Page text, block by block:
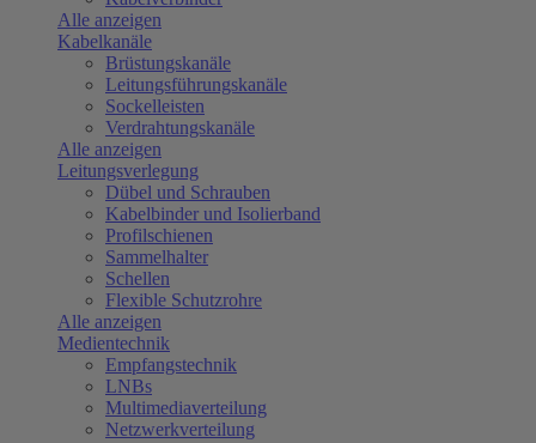
Alle anzeigen
Kabelkanäle
Brüstungskanäle
Leitungsführungskanäle
Sockelleisten
Verdrahtungskanäle
Alle anzeigen
Leitungsverlegung
Dübel und Schrauben
Kabelbinder und Isolierband
Profilschienen
Sammelhalter
Schellen
Flexible Schutzrohre
Alle anzeigen
Medientechnik
Empfangstechnik
LNBs
Multimediaverteilung
Netzwerkverteilung